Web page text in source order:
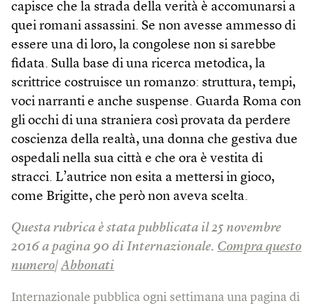
capisce che la strada della verità è accomunarsi a
quei romani assassini. Se non avesse ammesso di
essere una di loro, la congolese non si sarebbe
fidata. Sulla base di una ricerca metodica, la
scrittrice costruisce un romanzo: struttura, tempi,
voci narranti e anche suspense. Guarda Roma con
gli occhi di una straniera così provata da perdere
coscienza della realtà, una donna che gestiva due
ospedali nella sua città e che ora è vestita di
stracci. L’autrice non esita a mettersi in gioco,
come Brigitte, che però non aveva scelta.
Questa rubrica è stata pubblicata il 25 novembre
2016 a pagina 90 di Internazionale. Compra questo
numero| Abbonati
Internazionale pubblica ogni settimana una pagina di